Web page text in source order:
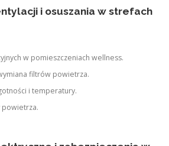
i osuszania w strefach
w pomieszczeniach wellness.
filtrów powietrza.
i temperatury.
powietrza.